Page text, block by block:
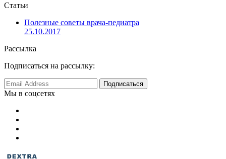
Статьи
Полезные советы врача-педиатра
25.10.2017
Рассылка
Подписаться на рассылку:
Мы в соцсетях